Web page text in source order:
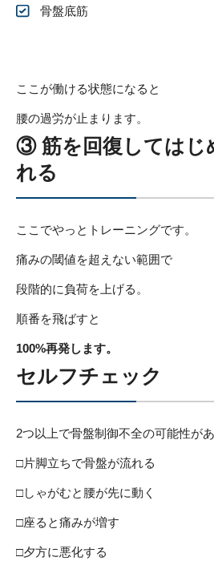
骨盤底筋
ここが働ける状態になると
腰の過労が止まります。
③ 筋を回復してはじ
れる
ここでやっとトレーニングです。
痛みの閾値を超えない範囲で
段階的に負荷を上げる。
順番を飛ばすと
100%再発します。
セルフチェック
2つ以上で骨盤制御不全の可能性があ
□片脚立ちで骨盤が流れる
□しゃがむと腰が先に動く
□座ると痛みが増す
□夕方に悪化する